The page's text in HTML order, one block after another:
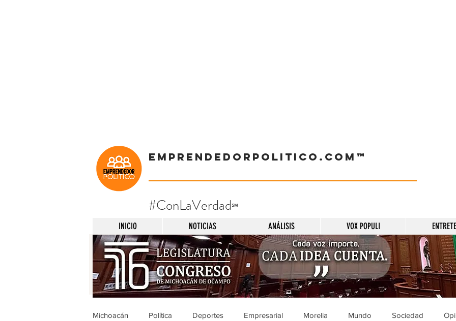
Emprendedorpolitico.com™
#ConLaVerdad℠
INICIO NOTICIAS ANÁLISIS VOX POPULI
Michoacán Política Deportes Empresarial Morelia Mundo Sociedad